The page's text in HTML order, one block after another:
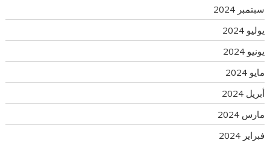
سبتمبر 2024
يوليو 2024
يونيو 2024
مايو 2024
أبريل 2024
مارس 2024
فبراير 2024